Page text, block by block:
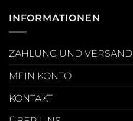
INFORMATIONEN
ZAHLUNG UND VERSAND
MEIN KONTO
KONTAKT